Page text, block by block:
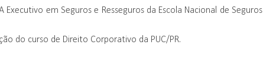
Executivo em Seguros e Resseguros da Escola Nacional de Seguros
do curso de Direito Corporativo da PUC/PR.